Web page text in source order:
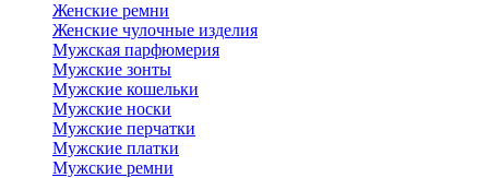
Женские ремни
Женские чулочные изделия
Мужская парфюмерия
Мужские зонты
Мужские кошельки
Мужские носки
Мужские перчатки
Мужские платки
Мужские ремни